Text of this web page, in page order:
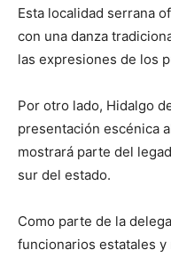
Esta localidad serrana
con una danza
las expresiones de los
Por otro lado, Hidalgo
presentación escénica
mostrará parte del
sur del estado.
Como parte de la
funcionarios estatales y